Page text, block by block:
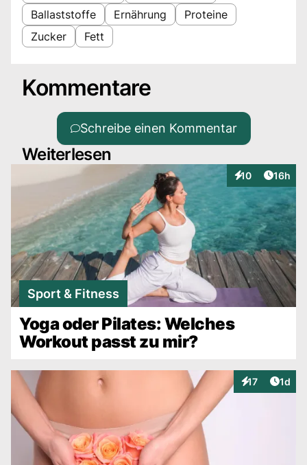
Ballaststoffe
Ernährung
Proteine
Zucker
Fett
Kommentare
Schreibe einen Kommentar
Weiterlesen
10
Interaktionen
Artikel
16h
Sport & Fitness
Yoga oder Pilates: Welches
Workout passt zu mir?
17
Interaktionen
1d